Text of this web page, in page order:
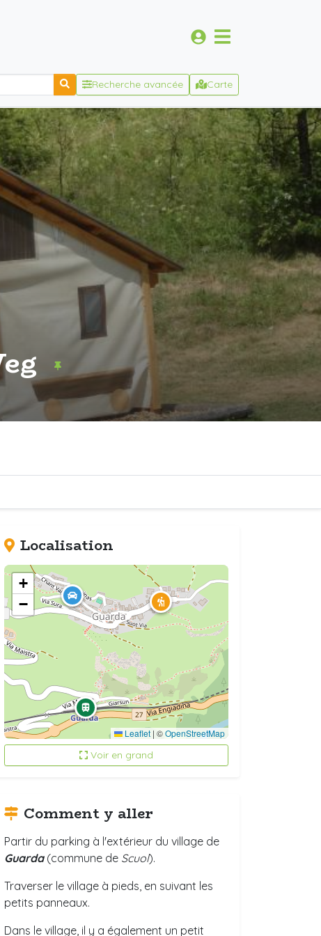
Recherche avancée Carte
Localisation
+
−
Leaflet | ©OpenStreetMap
Voir en grand
Comment y aller
Partir du parking à l'extérieur du village de
Guarda (commune de Scuol).
Traverser le village à pieds, en suivant les
petits panneaux.
Dans le village, il y a également un petit